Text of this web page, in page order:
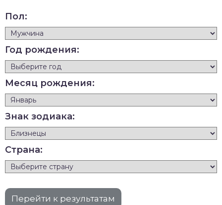
Пол:
Год рождения:
Месяц рождения:
Знак зодиака:
Страна: